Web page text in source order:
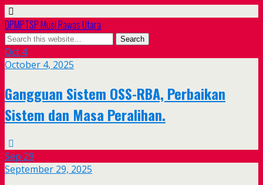
DPMPTSP Musi Rawas Utara
Oct 4
October 4, 2025
Gangguan Sistem OSS-RBA, Perbaikan
Sistem dan Masa Peralihan.
Sep 29
September 29, 2025